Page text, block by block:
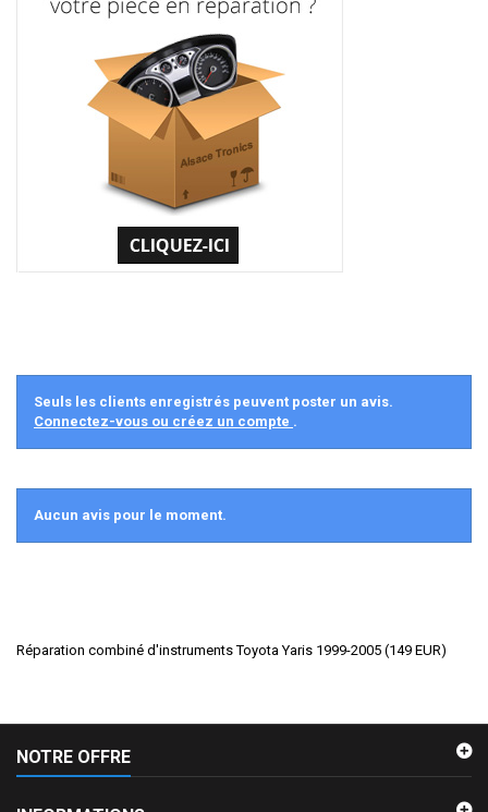
Seuls les clients enregistrés peuvent poster un avis.
Connectez-vous ou créez un compte .
Aucun avis pour le moment.
Réparation combiné d'instruments Toyota Yaris 1999-2005 (149 EUR)
NOTRE OFFRE